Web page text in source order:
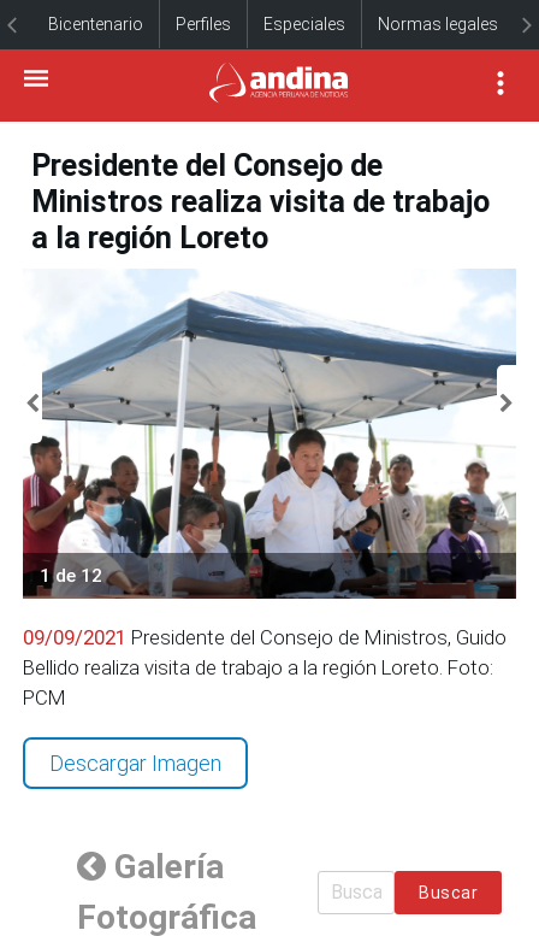
Bicentenario Perfiles Especiales Normas legales
Presidente del Consejo de
Ministros realiza visita de trabajo
a la región Loreto
1 de 12
09/09/2021 Presidente del Consejo de Ministros, Guido
Bellido realiza visita de trabajo a la región Loreto. Foto:
PCM
Descargar Imagen
Galería
Fotográfica
Buscar